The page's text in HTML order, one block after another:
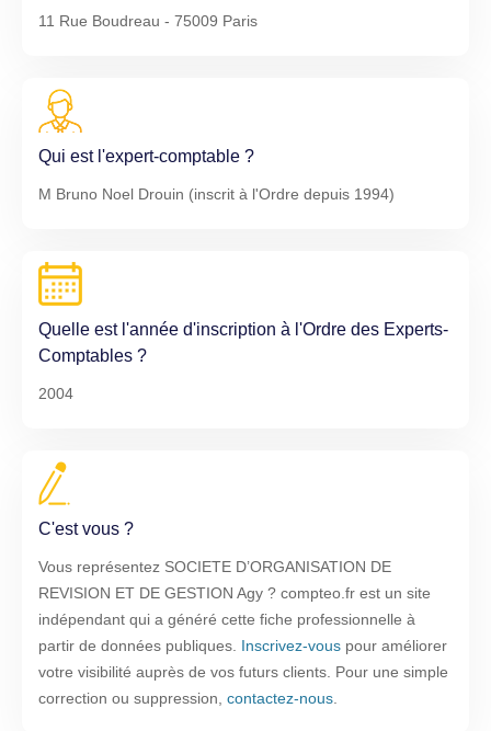
11 Rue Boudreau - 75009 Paris
Qui est l'expert-comptable ?
M Bruno Noel Drouin (inscrit à l'Ordre depuis 1994)
Quelle est l'année d'inscription à l'Ordre des Experts-
Comptables ?
2004
C'est vous ?
Vous représentez SOCIETE D’ORGANISATION DE
REVISION ET DE GESTION Agy ? compteo.fr est un site
indépendant qui a généré cette fiche professionnelle à
partir de données publiques. Inscrivez-vous pour améliorer
votre visibilité auprès de vos futurs clients. Pour une simple
correction ou suppression, contactez-nous